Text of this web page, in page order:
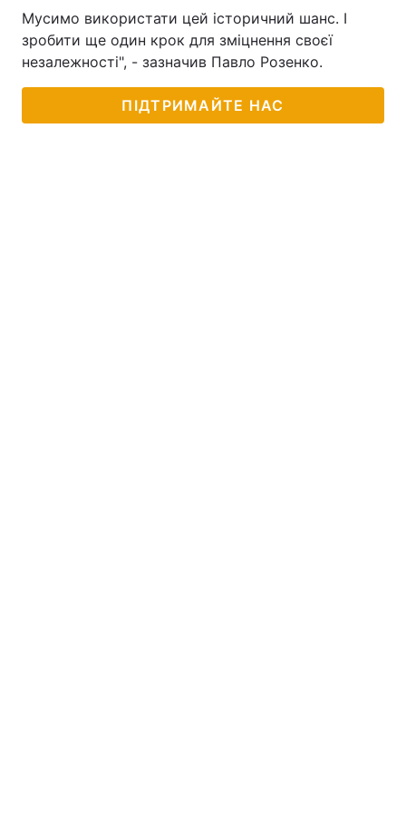
Тема оформлення
Мусимо використати цей історичний шанс. І
зробити ще один крок для зміцнення своєї
незалежності", - зазначив Павло Розенко.
ПІДТРИМАЙТЕ НАС